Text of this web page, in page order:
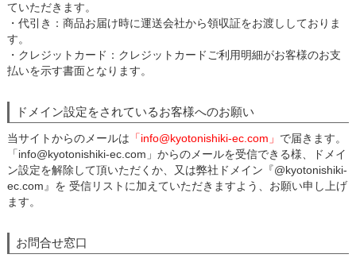
ていただきます。
・代引き：商品お届け時に運送会社から領収証をお渡ししておりま
す。
・クレジットカード：クレジットカードご利用明細がお客様のお支
払いを示す書面となります。
ドメイン設定をされているお客様へのお願い
当サイトからのメールは 「info@kyotonishiki-ec.com」 で届きます。
「info@kyotonishiki-ec.com」からのメールを受信できる様、ドメイ
ン設定を解除して頂いただくか、又は弊社ドメイン『@kyotonishiki-
ec.com』を 受信リストに加えていただきますよう、お願い申し上げ
ます。
お問合せ窓口